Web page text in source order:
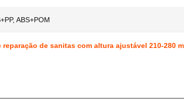
ABS+POM
de sanitas com altura ajustável 210-280